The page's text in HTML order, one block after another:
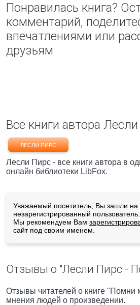
Понравилась книга?
комментарий,
впечатлениями или
друзьям
Все книги автора
ЛЕСЛИ ПИРС
Лесли Пирс - все книги автора в
онлайн библиотеки LibFox.
Уважаемый посетитель, Вы зашли на
незарегистрированный пользователь.
Мы рекомендуем Вам
сайт под своим именем.
Отзывы о "Лесли Пирс -
Отзывы читателей о книге "Помни
мнения людей о произведении.